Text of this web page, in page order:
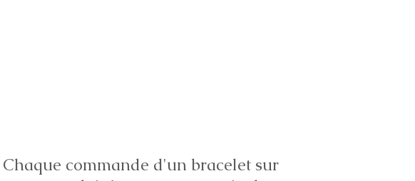
Chaque commande d'un bracelet sur